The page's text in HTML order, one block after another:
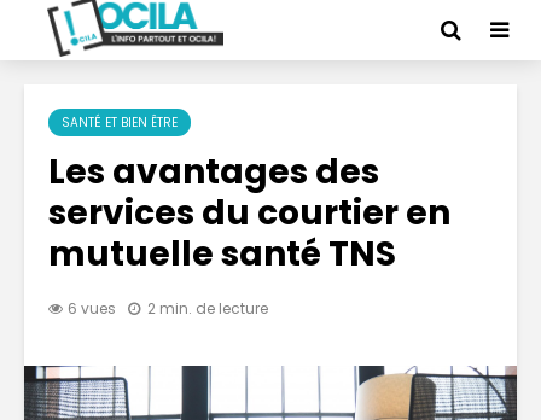
SANTÉ ET BIEN ÊTRE
Les avantages des
services du courtier en
mutuelle santé TNS
6 vues 2 min. de lecture